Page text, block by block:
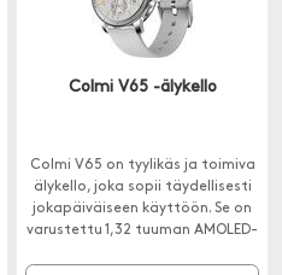
Colmi V65 -älykello
Colmi V65 on tyylikäs ja toimiva
älykello, joka sopii täydellisesti
jokapäiväiseen käyttöön. Se on
varustettu 1,32 tuuman AMOLED-